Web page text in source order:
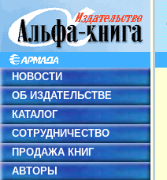
НОВОСТИ
ОБ ИЗДАТЕЛЬСТВЕ
КАТАЛОГ
СОТРУДНИЧЕСТВО
ПРОДАЖА КНИГ
АВТОРЫ